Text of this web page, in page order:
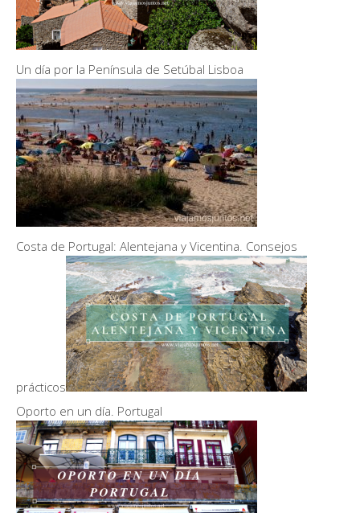
Un día por la Península de Setúbal Lisboa
Costa de Portugal: Alentejana y Vicentina. Consejos
prácticos
Oporto en un día. Portugal